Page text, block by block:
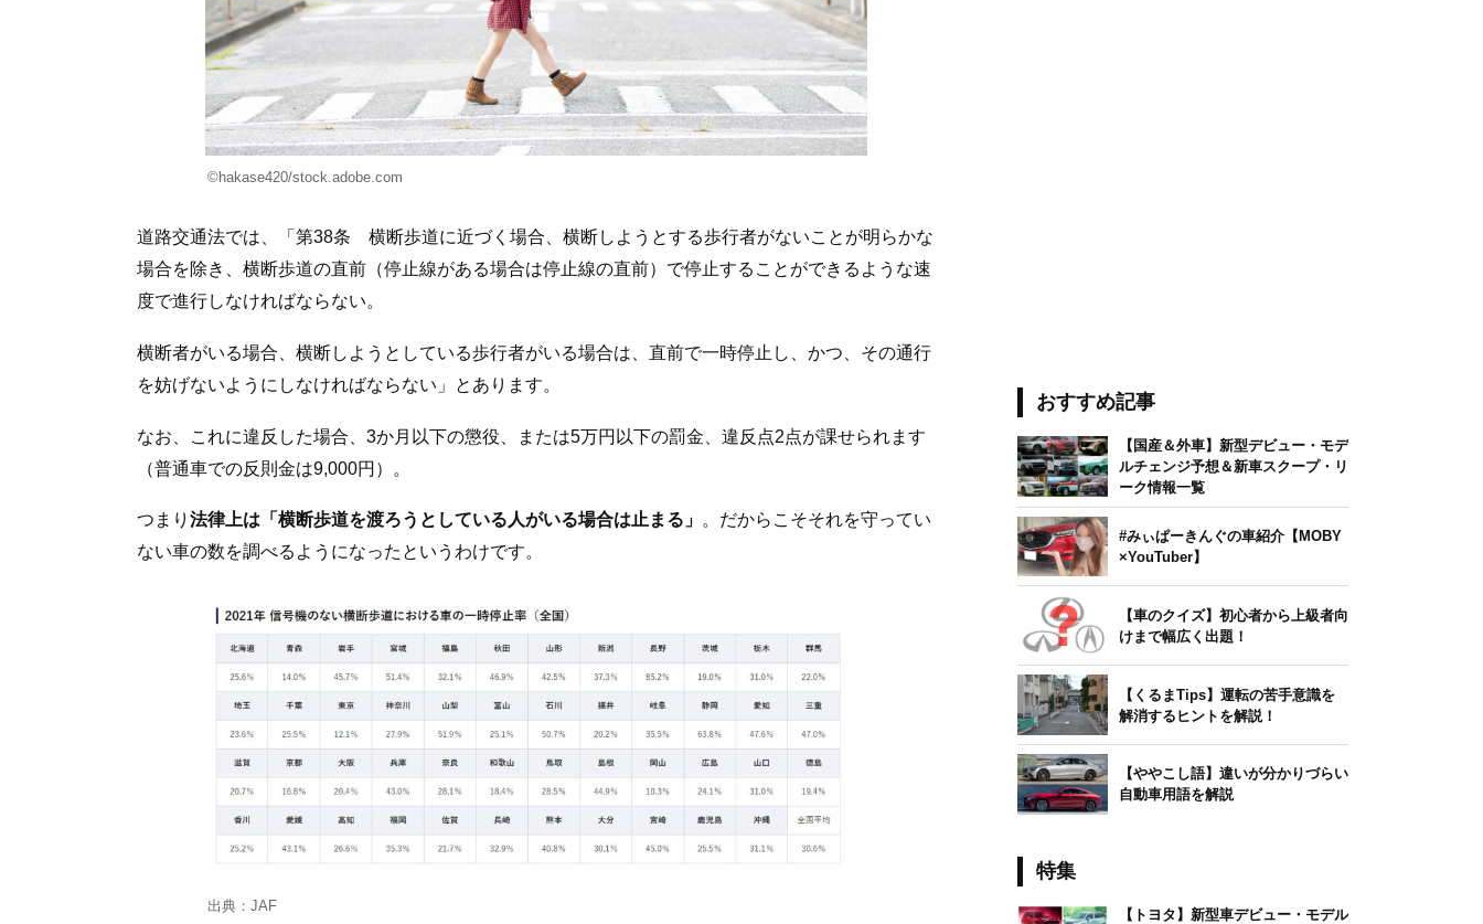
©hakase420/stock.adobe.com
道路交通法では、「第38条 横断歩道に近づく場合、横断しようとする歩行者がないことが明らかな
場合を除き、横断歩道の直前（停止線がある場合は停止線の直前）で停止することができるような速
度で進行しなければならない。
横断者がいる場合、横断しようとしている歩行者がいる場合は、直前で一時停止し、かつ、その通行
を妨げないようにしなければならない」とあります。
なお、これに違反した場合、3か月以下の懲役、または5万円以下の罰金、違反点2点が課せられます
（普通車での反則金は9,000円）。
つまり 法律上は「横断歩道を渡ろうとしている人がいる場合は止まる」 。だからこそそれを守ってい
ない車の数を調べるようになったというわけです。
出典：JAF
おすすめ記事
【国産＆外車】新型デビュー・モデ
ルチェンジ予想＆新車スクープ・リ
ーク情報一覧
#みぃぱーきんぐの車紹介【MOBY
×YouTuber】
【車のクイズ】初心者から上級者向
けまで幅広く出題！
【くるまTips】運転の苦手意識を
解消するヒントを解説！
【ややこし語】違いが分かりづらい
自動車用語を解説
特集
【トヨタ】新型車デビュー・モデル